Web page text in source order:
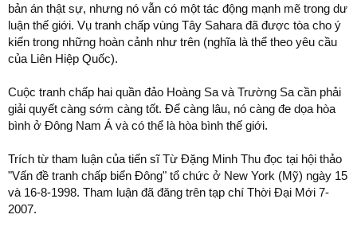
bản án thật sự, nhưng nó vẫn có một tác động mạnh mẽ trong dư
luận thế giới. Vụ tranh chấp vùng Tây Sahara đã được tòa cho ý
kiến trong những hoàn cảnh như trên (nghĩa là thể theo yêu cầu
của Liên Hiệp Quốc).
Cuộc tranh chấp hai quần đảo Hoàng Sa và Trường Sa cần phải
giải quyết càng sớm càng tốt. Để càng lâu, nó càng đe dọa hòa
bình ở Đông Nam Á và có thể là hòa bình thế giới.
Trích từ tham luận của tiến sĩ Từ Đặng Minh Thu đọc tại hội thảo
"Vấn đề tranh chấp biển Đông" tổ chức ở New York (Mỹ) ngày 15
và 16-8-1998. Tham luận đã đăng trên tạp chí Thời Đại Mới 7-
2007.